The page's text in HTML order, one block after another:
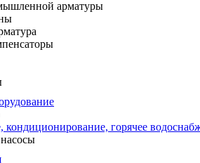
арматуры
кондиционирование, горячее